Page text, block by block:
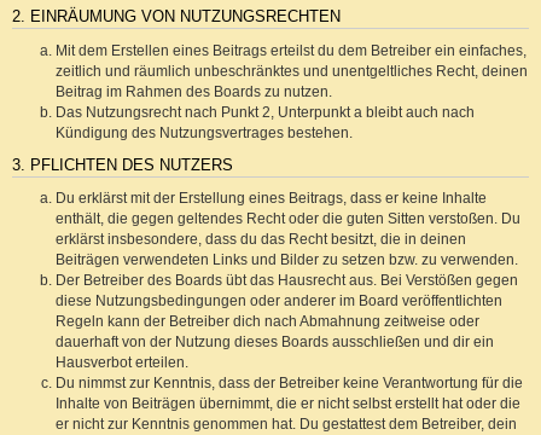
2. EINRÄUMUNG VON NUTZUNGSRECHTEN
Mit dem Erstellen eines Beitrags erteilst du dem Betreiber ein einfaches,
zeitlich und räumlich unbeschränktes und unentgeltliches Recht, deinen
Beitrag im Rahmen des Boards zu nutzen.
Das Nutzungsrecht nach Punkt 2, Unterpunkt a bleibt auch nach
Kündigung des Nutzungsvertrages bestehen.
3. PFLICHTEN DES NUTZERS
Du erklärst mit der Erstellung eines Beitrags, dass er keine Inhalte
enthält, die gegen geltendes Recht oder die guten Sitten verstoßen. Du
erklärst insbesondere, dass du das Recht besitzt, die in deinen
Beiträgen verwendeten Links und Bilder zu setzen bzw. zu verwenden.
Der Betreiber des Boards übt das Hausrecht aus. Bei Verstößen gegen
diese Nutzungsbedingungen oder anderer im Board veröffentlichten
Regeln kann der Betreiber dich nach Abmahnung zeitweise oder
dauerhaft von der Nutzung dieses Boards ausschließen und dir ein
Hausverbot erteilen.
Du nimmst zur Kenntnis, dass der Betreiber keine Verantwortung für die
Inhalte von Beiträgen übernimmt, die er nicht selbst erstellt hat oder die
er nicht zur Kenntnis genommen hat. Du gestattest dem Betreiber, dein